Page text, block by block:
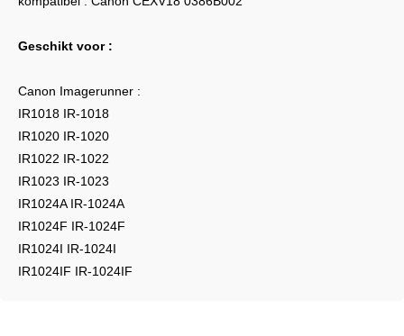
Geschikt voor :
Canon Imagerunner :
IR1018 IR-1018
IR1020 IR-1020
IR1022 IR-1022
IR1023 IR-1023
IR1024A IR-1024A
IR1024F IR-1024F
IR1024I IR-1024I
IR1024IF IR-1024IF